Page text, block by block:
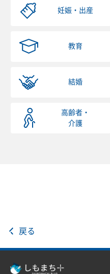
妊娠・出産
教育
結婚
高齢者・
介護
戻る